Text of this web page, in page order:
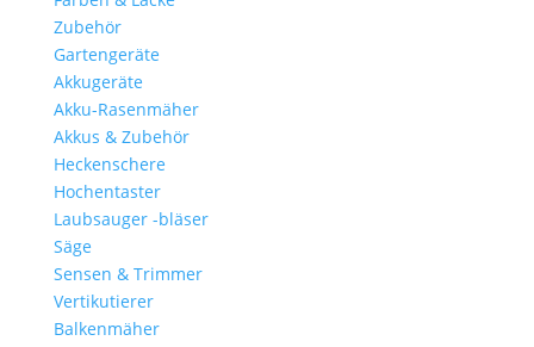
Zubehör
Gartengeräte
Akkugeräte
Akku-Rasenmäher
Akkus & Zubehör
Heckenschere
Hochentaster
Laubsauger -bläser
Säge
Sensen & Trimmer
Vertikutierer
Balkenmäher